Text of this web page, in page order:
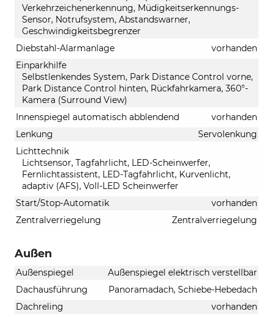
Verkehrzeichenerkennung, Müdigkeitserkennungs-
Sensor, Notrufsystem, Abstandswarner,
Geschwindigkeitsbegrenzer
Diebstahl-Alarmanlage
vorhanden
Einparkhilfe
Selbstlenkendes System, Park Distance Control vorne,
Park Distance Control hinten, Rückfahrkamera, 360°-
Kamera (Surround View)
Innenspiegel automatisch abblendend
vorhanden
Lenkung
Servolenkung
Lichttechnik
Lichtsensor, Tagfahrlicht, LED-Scheinwerfer,
Fernlichtassistent, LED-Tagfahrlicht, Kurvenlicht,
adaptiv (AFS), Voll-LED Scheinwerfer
Start/Stop-Automatik
vorhanden
Zentralverriegelung
Zentralverriegelung
Außen
Außenspiegel
Außenspiegel elektrisch verstellbar
Dachausführung
Panoramadach, Schiebe-Hebedach
Dachreling
vorhanden